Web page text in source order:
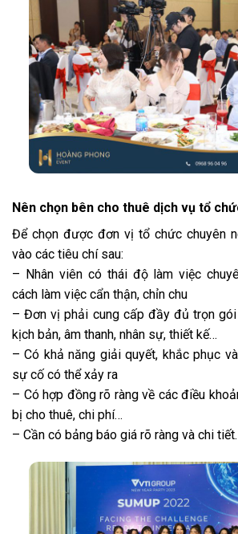
Nên chọn bên cho thuê dịch vụ tổ
Để chọn được đơn vị tổ chức chuyên
vào các tiêu chí sau:
– Nhân viên có thái độ làm việc
cách làm việc cẩn thận, chỉn chu
– Đơn vị phải cung cấp đầy đủ trọn gói
kịch bản, âm thanh, nhân sự, thiết kế…
– Có khả năng giải quyết, khắc phục
sự cố có thể xảy ra
– Có hợp đồng rõ ràng về các điều
bị cho thuê, chi phí…
– Cần có bảng báo giá rõ ràng và chi tiết.